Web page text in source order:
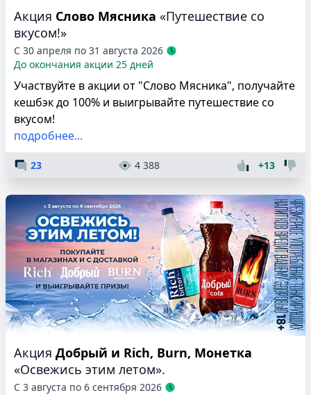
Акция Слово Мясника «Путешествие со
вкусом!»
С 30 апреля по 31 августа 2026
До окончания акции 25 дней
Участвуйте в акции от "Слово Мясника", получайте
кешбэк до 100% и выигрывайте путешествие со
вкусом!
подробнее...
23 4 388 +13
Акция Добрый и Rich, Burn, Монетка
«Освежись этим летом».
С 3 августа по 6 сентября 2026